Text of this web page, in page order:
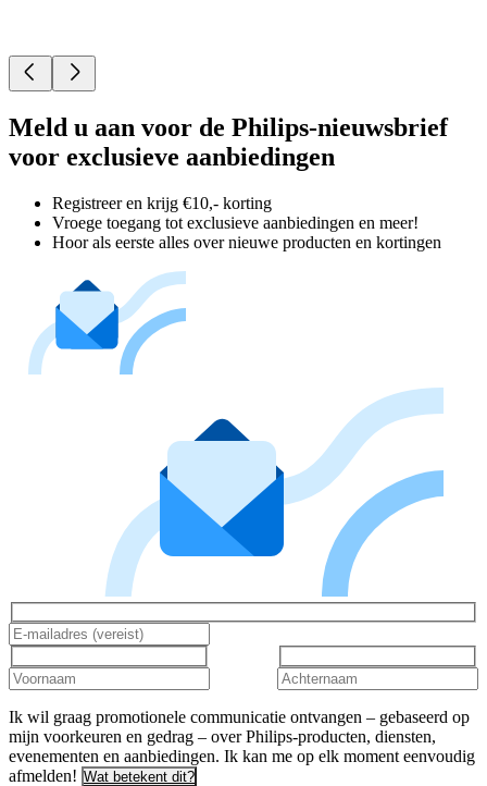
Meld u aan voor de Philips-nieuwsbrief
voor exclusieve aanbiedingen
Registreer en krijg €10,- korting
Vroege toegang tot exclusieve aanbiedingen en meer!
Hoor als eerste alles over nieuwe producten en kortingen
Ik wil graag promotionele communicatie ontvangen – gebaseerd op
mijn voorkeuren en gedrag – over Philips-producten, diensten,
evenementen en aanbiedingen. Ik kan me op elk moment eenvoudig
afmelden! Wat betekent dit?